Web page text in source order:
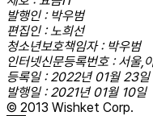
발행인 : 박우범
편집인 : 노희선
청소년보호책임자 : 박우범
인터넷신문등록번호 : 서울,
등록일 : 2022년 01월 23일
발행일 : 2021년 01월 10일
© 2013 Wishket Corp.